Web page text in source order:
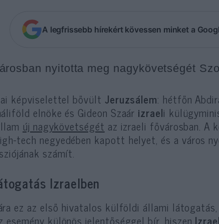
A legfrissebb hírekért kövessen minket a
nyitotta meg nagykövetségét
képviselettel bővült Jeruzsálem: hétfőn
elnöke és Gideon Szaár izraeli
új nagykövetségét az izraeli fővárosban. A
tech negyedében kapott helyet, és a város
számít.
Izraelben
ez az első hivatalos külföldi állami
különös jelentőséggel bír, hiszen